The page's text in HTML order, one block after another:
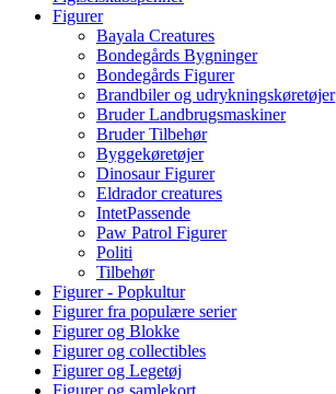
Figurer
Bayala Creatures
Bondegårds Bygninger
Bondegårds Figurer
Brandbiler og udrykningskøretøjer
Bruder Landbrugsmaskiner
Bruder Tilbehør
Byggekøretøjer
Dinosaur Figurer
Eldrador creatures
IntetPassende
Paw Patrol Figurer
Politi
Tilbehør
Figurer - Popkultur
Figurer fra populære serier
Figurer og Blokke
Figurer og collectibles
Figurer og Legetøj
Figurer og samlekort